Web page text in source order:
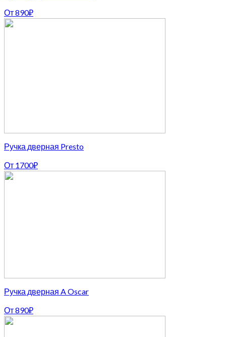
От890₽
Ручка дверная Presto
От 1700₽
Ручка дверная A Oscar
От890₽